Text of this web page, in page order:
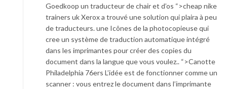
Goedkoop un traducteur de chair et d’os “>cheap nike
trainers uk Xerox a trouvé une solution qui plaira à peu
de traducteurs. une Icônes de la photocopieuse qui
cree un système de traduction automatique intégré
dans les imprimantes pour créer des copies du
document dans la langue que vous voulez.. “>Canotte
Philadelphia 76ers L’idée est de fonctionner comme un
scanner : vous entrez le document dans l’imprimante